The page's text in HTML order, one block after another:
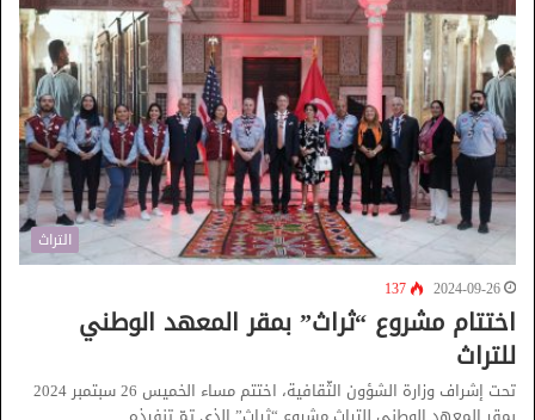
التراث
2024-09-26
137
اختتام مشروع “ثراث” بمقر المعهد الوطني
للتراث
تحت إشراف وزارة الشؤون الثّقافية، اختتم مساء الخميس 26 سبتمبر 2024